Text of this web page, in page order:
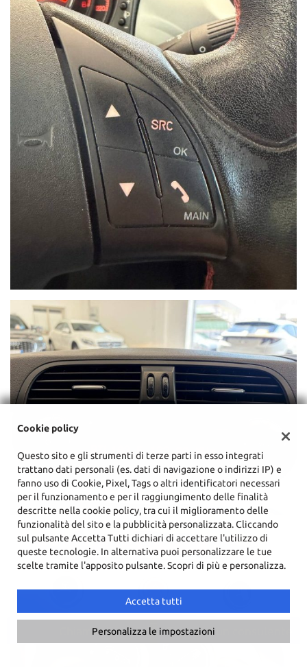
Chiama Contatta un consulente
Cookie policy
Questo sito e gli strumenti di terze parti in esso integrati
trattano dati personali (es. dati di navigazione o indirizzi IP) e
fanno uso di Cookie, Pixel, Tags o altri identificatori necessari
per il funzionamento e per il raggiungimento delle finalità
descritte nella cookie policy, tra cui il miglioramento delle
funzionalità del sito e la pubblicità personalizzata. Cliccando
sul pulsante Accetta Tutti dichiari di accettare l'utilizzo di
queste tecnologie. In alternativa puoi personalizzare le tue
scelte tramite l'apposito pulsante. Scopri di più e personalizza.
Accetta tutti
Personalizza le impostazioni